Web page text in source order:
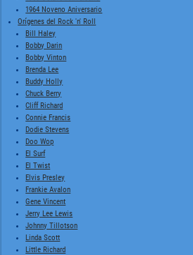
1964 Noveno Aniversario
Orígenes del Rock 'n' Roll
Bill Haley
Bobby Darin
Bobby Vinton
Brenda Lee
Buddy Holly
Chuck Berry
Cliff Richard
Connie Francis
Dodie Stevens
Doo Wop
El Surf
El Twist
Elvis Presley
Frankie Avalon
Gene Vincent
Jerry Lee Lewis
Johnny Tillotson
Linda Scott
Little Richard